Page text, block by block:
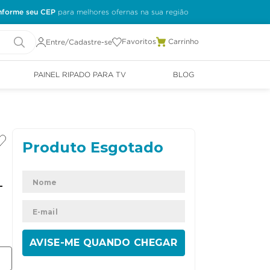
seu CEP
Entre/Cadastre-se Favoritos
PAINEL RIPADO PARA TV BLOG
ENVIAR